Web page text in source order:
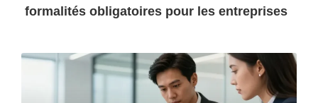
formalités obligatoires pour les entreprises